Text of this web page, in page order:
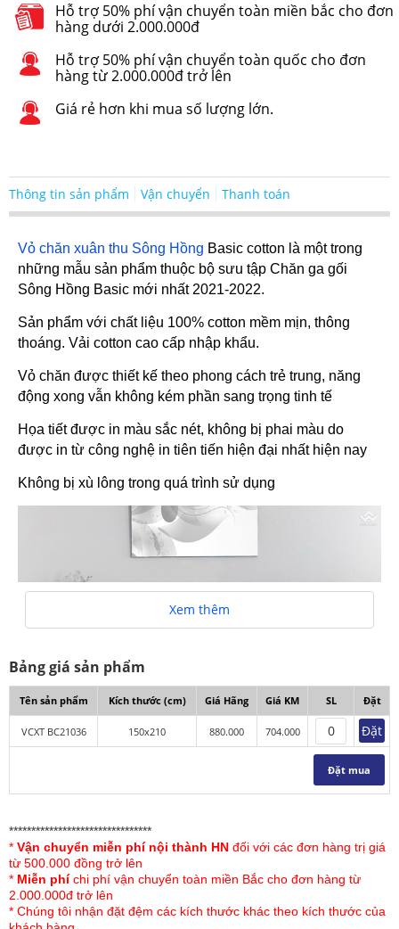
Hỗ trợ 50% phí vận chuyển toàn miền bắc cho đơn
hàng dưới 2.000.000đ
Hỗ trợ 50% phí vận chuyển toàn quốc cho đơn
hàng từ 2.000.000đ trở lên
Giá rẻ hơn khi mua số lượng lớn.
Thông tin sản phẩm Vận chuyển Thanh toán
Vỏ chăn xuân thu Sông Hồng Basic cotton là một trong
những mẫu sản phẩm thuộc bộ sưu tập Chăn ga gối
Sông Hồng Basic mới nhất 2021-2022.
Sản phẩm với chất liệu 100% cotton mềm mịn, thông
thoáng. Vải cotton cao cấp nhập khẩu.
Vỏ chăn được thiết kế theo phong cách trẻ trung, năng
động xong vẫn không kém phần sang trọng tinh tế
Họa tiết được in màu sắc nét, không bị phai màu do
được in từ công nghệ in tiên tiến hiện đại nhất hiện nay
Không bị xù lông trong quá trình sử dụng
Vỏ chăn xuân thu Sông Hồng Basic cotton BC21036
Vỏ chăn xuân thu Sông Hồng
hoa lá nhẹ nhàng với tông màu xanh làm chủ đạo mang
đến bộ sản phẩm nhã nhặn, khỏe khoắn, phù hợp với
mọi lứa tuổi. Sản phẩm phối màu tổng thể hài hòa cho
một không gian phòng ngủ thật hiện đại.
Xem thêm
Bảng giá sản phẩm
Tên sản phẩm Kích thước (cm) Giá Hãng Giá KM SL Đặt
VCXT BC21036 150x210 880.000 704.000 Đặt
Đặt mua
********************************
* Vận chuyển miễn phí nội thành HN đối với các đơn hàng trị giá
từ 500.000 đồng trở lên
* Miễn phíchi phí vận chuyển toàn miền Bắc cho đơn hàng từ
2.000.000đ trở lên
* Chúng tôi nhận đặt đệm các kích thước khác theo kích thước của